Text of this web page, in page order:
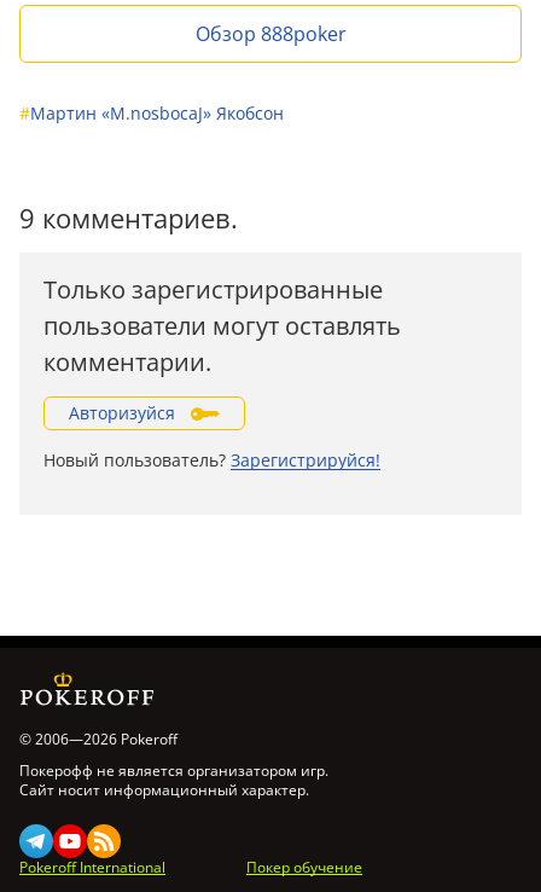
Обзор 888poker
#Мартин «M.nosbocaJ» Якобсон
9 комментариев.
Только зарегистрированные
пользователи могут оставлять
комментарии.
Авторизуйся
Новый пользователь? Зарегистрируйся!
© 2006—2026 Pokeroff
Покерофф не является организатором игр.
Сайт носит информационный характер.
Pokeroff International
Покер обучение